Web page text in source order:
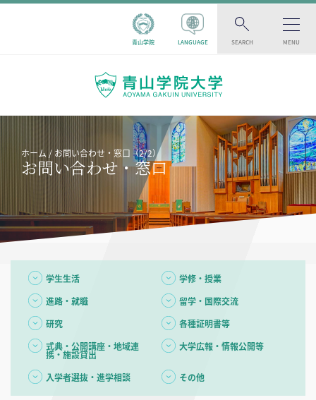
青山学院 LANGUAGE SEARCH MENU
ホーム お問い合わせ・窓口（2/2）
お問い合わせ・窓口
学生生活
学修・授業
進路・就職
留学・国際交流
研究
各種証明書等
式典・公開講座・地域連
携・施設貸出
大学広報・情報公開等
入学者選抜・進学相談 その他